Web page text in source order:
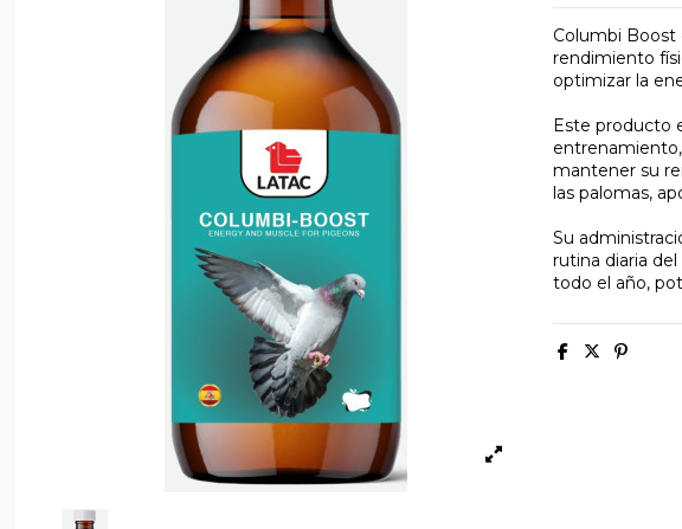
Columbi Boost
rendimiento
optimizar la
Este producto
mantener su
las palomas,
Su
rutina diaria
todo el año,